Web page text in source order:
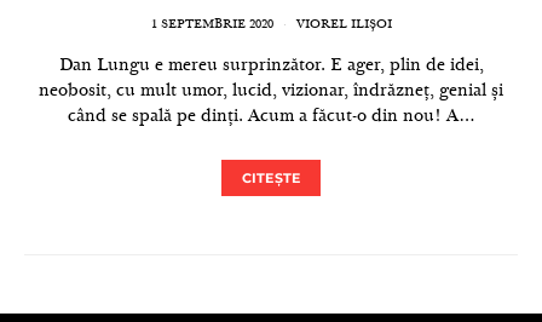
1 SEPTEMBRIE 2020 VIOREL ILIȘOI
Dan Lungu e mereu surprinzător. E ager, plin de idei,
neobosit, cu mult umor, lucid, vizionar, îndrăzneț, genial și
când se spală pe dinți. Acum a făcut-o din nou! A…
CITEȘTE